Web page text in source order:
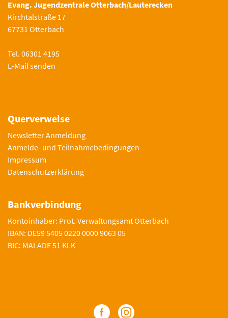
Evang. Jugendzentrale Otterbach/Lauterecken
Kirchtalstraße 17
67731 Otterbach
Tel. 06301 4195
E-Mail senden
Querverweise
Newsletter Anmeldung
Anmelde- und Teilnahmebedingungen
Impressum
Datenschutzerklärung
Bankverbindung
Kontoinhaber: Prot. Verwaltungsamt Otterbach
IBAN: DE59 5405 0220 0000 9063 05
BIC: MALADE 51 KLK